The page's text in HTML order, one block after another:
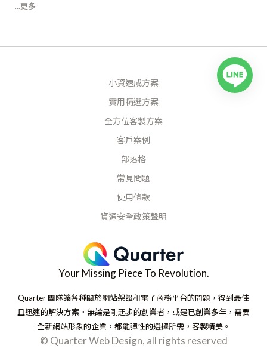
...更多
小資速成方案
實用精選方案
全方位客製方案
客戶案例
部落格
常見問題
使用條款
資通安全政策聲明
Your Missing Piece To Revolution.
Quarter 團隊讓各種關於網站架設和電子商務平台的問題，得到最佳
且迅速的解決方案。無論是剛起步的創業者，或是已創業多年，需要
全新網站形象的企業，都能彈性的選擇所需，客製精美。
© Quarter Web Design, all rights reserved